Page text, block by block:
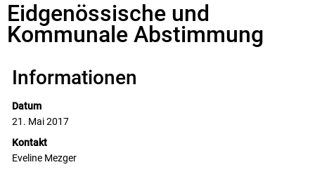
Eidgenössische und
Kommunale Abstimmung
Informationen
Datum
21. Mai 2017
Kontakt
Eveline Mezger